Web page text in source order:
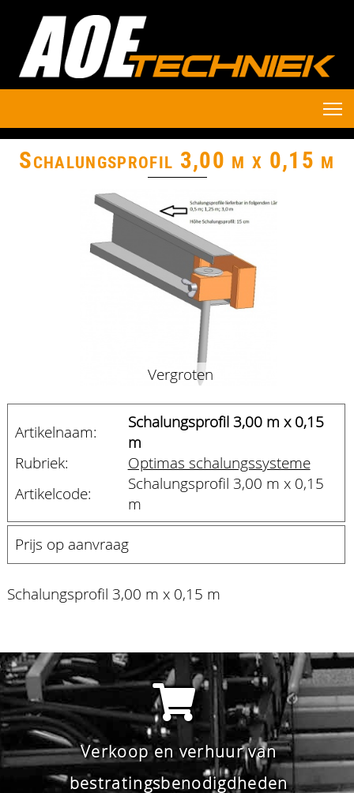
Schalungsprofil 3,00 m x 0,15 m
Vergroten
Artikelnaam:
Schalungsprofil 3,00 m x 0,15
m
Rubriek:
Optimas schalungssysteme
Artikelcode:
Schalungsprofil 3,00 m x 0,15
m
Prijs op aanvraag
Schalungsprofil 3,00 m x 0,15 m
Verkoop en verhuur van
bestratingsbenodigdheden